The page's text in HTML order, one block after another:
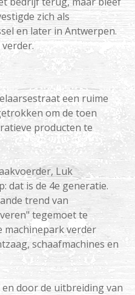
zich als
en later in Antwerpen.
een ruime
om de toen
producten te
Luk
dat is de 4e generatie.
trend van
tegemoet te
machinepark verder
schaafmachines en
door de uitbreiding van